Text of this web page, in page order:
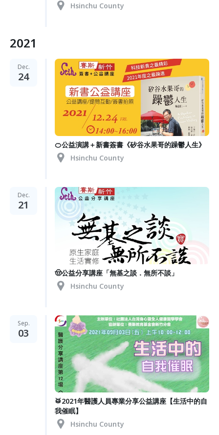
Hsinchu County
2021
Dec.
24
🍊公益演講＋新書簽書《矽谷水果哥的躁鬱人生》
Hsinchu County
Dec.
21
🤠公益分享講座「無基之談．無所不談」
Hsinchu County
Sep.
03
🥁2021年醫護人員專業分享公益講座【生活中的自
我催眠】
Hsinchu County